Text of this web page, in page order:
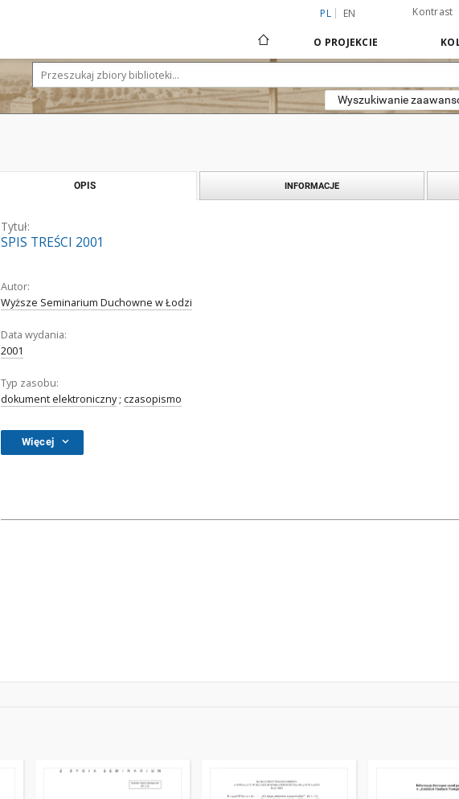
PL EN Kontrast
O PROJEKCIE
Wyszukiwanie
OPIS INFORMACJE
Tytuł:
SPIS TREŚCI 2001
Autor:
Wyższe Seminarium Duchowne w Łodzi
Data wydania:
2001
Typ zasobu:
dokument elektroniczny; czasopismo
Więcej